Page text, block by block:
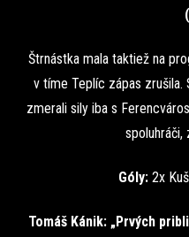
Štrnástka mala taktiež na
v tíme Teplíc zápas
zmerali sily iba s
spoluhráči,
Góly: 2x
Tomáš Kánik: „Prvých